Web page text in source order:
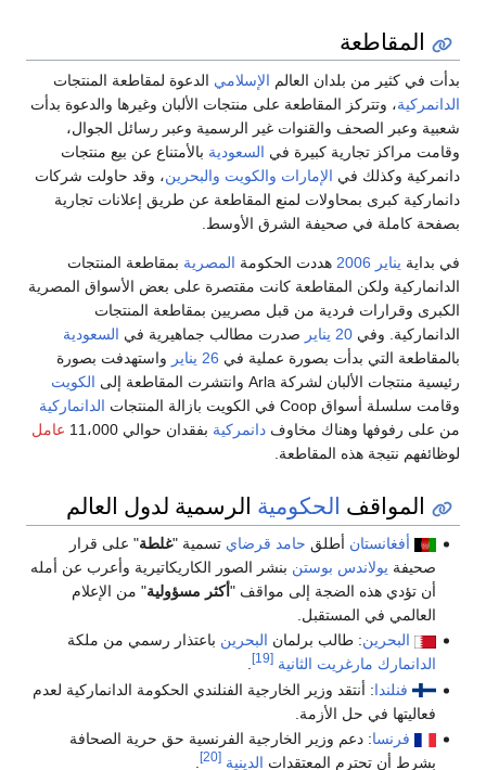
المقاطعة
بدأت في كثير من بلدان العالم الإسلامي الدعوة لمقاطعة المنتجات
الدانمركية، وتتركز المقاطعة على منتجات الألبان وغيرها والدعوة بدأت
شعبية وعبر الصحف والقنوات غير الرسمية وعبر رسائل الجوال،
وقامت مراكز تجارية كبيرة في السعودية بالأمتناع عن بيع منتجات
دانمركية وكذلك في الإمارات والكويت والبحرين، وقد حاولت شركات
دانماركية كبرى بمحاولات لمنع المقاطعة عن طريق إعلانات تجارية
بصفحة كاملة في صحيفة الشرق الأوسط.
في بداية يناير 2006 هددت الحكومة المصرية بمقاطعة المنتجات
الدانماركية ولكن المقاطعة كانت مقتصرة على بعض الأسواق المصرية
الكبرى وقرارات فردية من قبل مصريين بمقاطعة المنتجات
الدانماركية. وفي 20 يناير صدرت مطالب جماهيرية في السعودية
بالمقاطعة التي بدأت بصورة عملية في 26 يناير
واستهدفت بصورة
رئيسية منتجات الألبان لشركة Arla وانتشرت المقاطعة إلى
الكويت
وقامت سلسلة أسواق Coop في الكويت بازالة المنتجات
الدانماركية
من على رفوفها وهناك مخاوف دانمركية بفقدان حوالي 11،000
عامل
لوظائفهم نتيجة هذه المقاطعة.
المواقف الحكومية الرسمية لدول العالم
أفغانستان أطلق حامد قرضاي تسمية "غلطة" على قرار
صحيفة يولاندس بوستن بنشر الصور الكاريكاتيرية وأعرب عن أمله
أن تؤدي هذه الضجة إلى مواقف "أكثر مسؤولية" من الإعلام
العالمي في المستقبل.
البحرين: طالب برلمان البحرين باعتذار رسمي من ملكة
الدانمارك مارغريت الثانية [19]
.
فنلندا: أنتقد وزير الخارجية الفنلندي الحكومة الدانماركية لعدم
فعاليتها في حل الأزمة.
فرنسا: دعم وزير الخارجية الفرنسية حق حرية الصحافة
بشرط أن تحترم المعتقدات الدينية [20]